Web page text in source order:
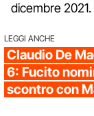
dicembre 2021.
LEGGI ANCHE
Claudio De
6: Fucito
scontro con